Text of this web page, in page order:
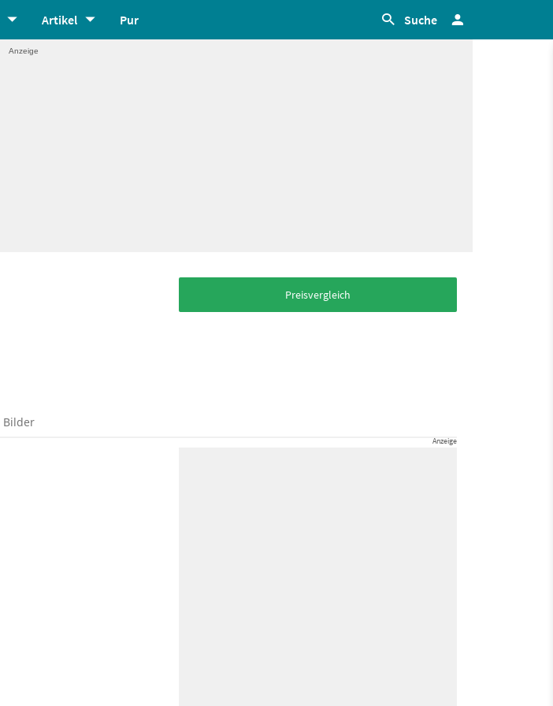
Artikel Pur Suche
Preisvergleich
Bilder